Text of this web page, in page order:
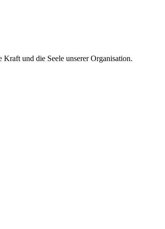
und die Seele unserer Organisation.